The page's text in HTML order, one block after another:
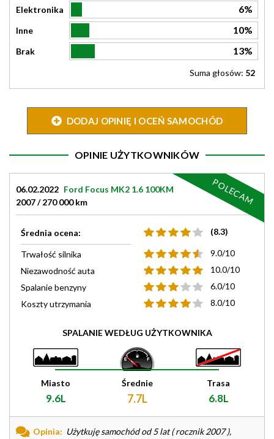
Elektronika 6%
Inne 10%
Brak 13%
Suma głosów: 52
DODAJ OPINIĘ I OCEŃ SAMOCHÓD
OPINIE UŻYTKOWNIKÓW
06.02.2022 Ford Focus MK2 1.6 100KM
2007 / 270 000 km
Średnia ocena: (8.3)
Trwałość silnika
9.0/10
Niezawodność auta
10.0/10
Spalanie benzyny
6.0/10
Koszty utrzymania
8.0/10
SPALANIE WEDŁUG UŻYTKOWNIKA
Miasto
9.6L
Średnie
7.7L
Trasa
6.8L
Opinia: Użytkuję samochód od 5 lat ( rocznik 2007 ),
POLECAM